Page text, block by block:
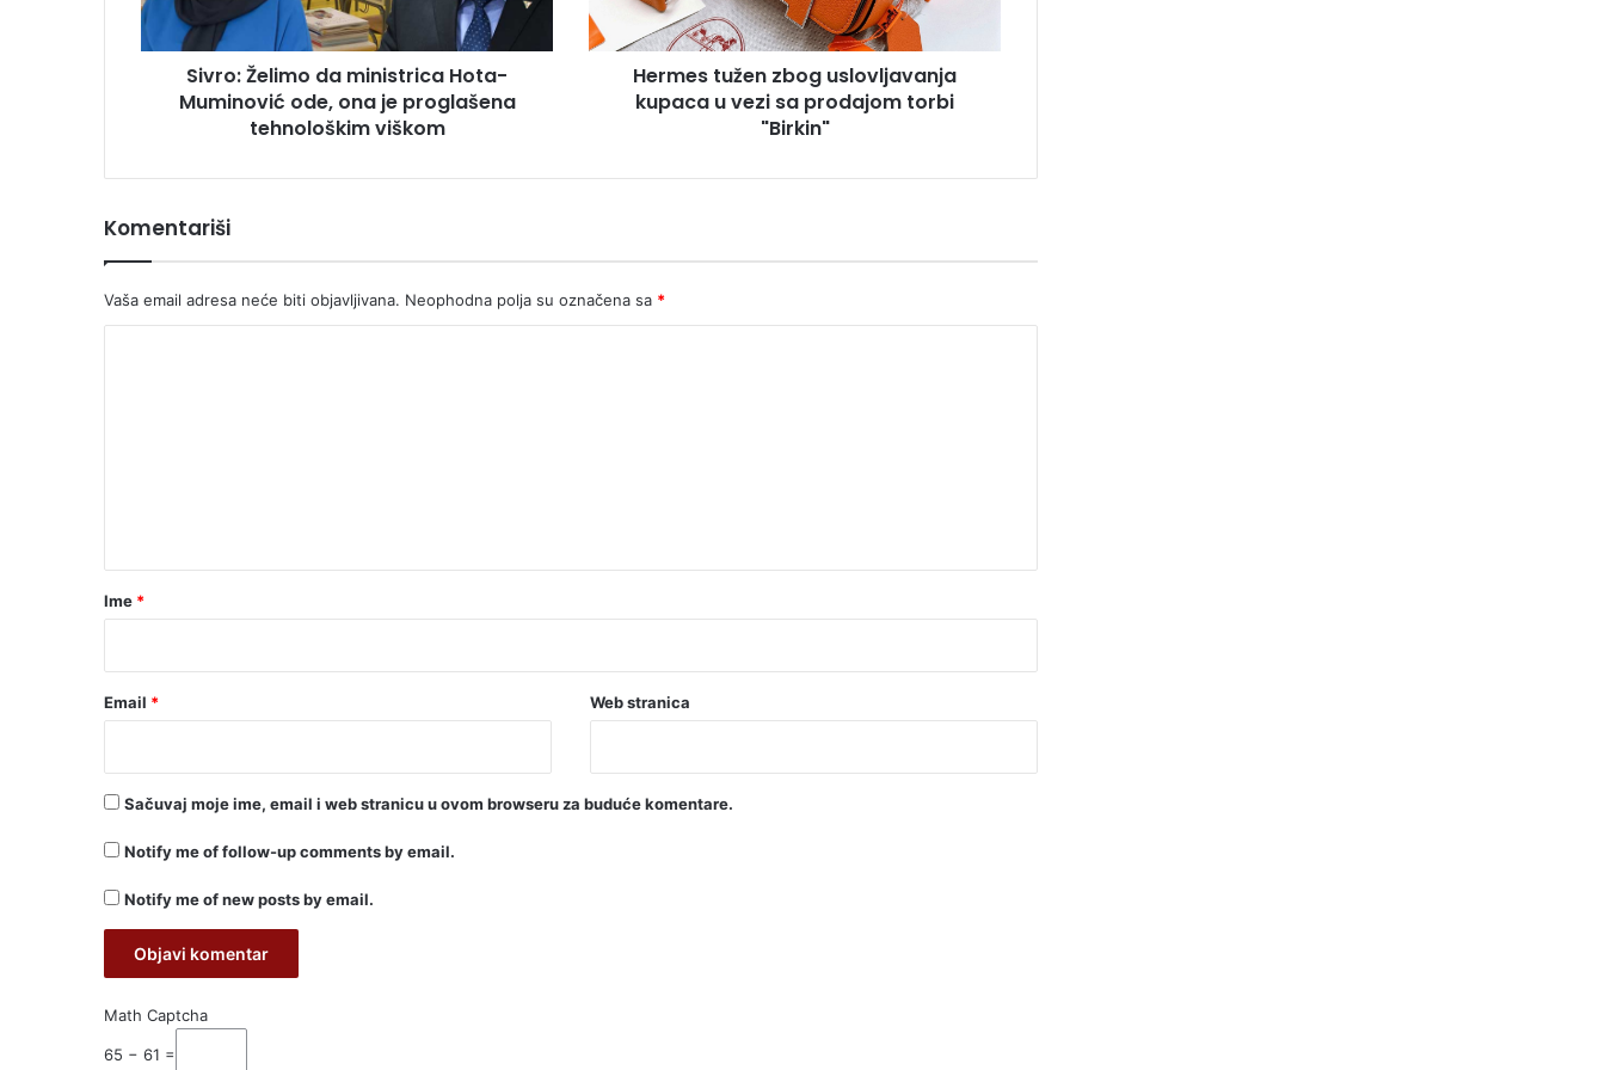
ona
je
proglašena
tehnološkim
Sivro: Želimo da ministrica Hota-
Muminović ode, ona je proglašena
tehnološkim viškom
sa
prodajom
"Birkin"
Hermes tužen zbog uslovljavanja
kupaca u vezi sa prodajom torbi
"Birkin"
Komentariši
Vaša email adresa neće biti objavljivana. Neophodna polja su označena sa *
r
Ime *
Email * Web stranica
Sačuvaj moje ime, email i web stranicu u ovom browseru za buduće komentare.
Notify me of follow-up comments by email.
Notify me of new posts by email.
Math Captcha
65 − 61 =